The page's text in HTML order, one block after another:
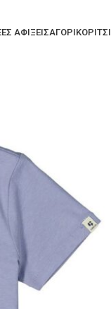
ΑΦΙΞΕΙΣΑΓΟΡΙΚΟΡΙΤΣΙ